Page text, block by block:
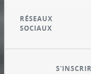
RÉSEAUX
SOCIAUX